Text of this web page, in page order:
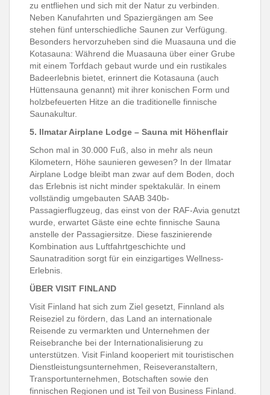
zu entfliehen und sich mit der Natur zu verbinden.
Neben Kanufahrten und Spaziergängen am See
stehen fünf unterschiedliche Saunen zur Verfügung.
Besonders hervorzuheben sind die Muasauna und die
Kotasauna: Während die Muasauna über einer Grube
mit einem Torfdach gebaut wurde und ein rustikales
Badeerlebnis bietet, erinnert die Kotasauna (auch
Hüttensauna genannt) mit ihrer konischen Form und
holzbefeuerten Hitze an die traditionelle finnische
Saunakultur.
5. Ilmatar Airplane Lodge – Sauna mit Höhenflair
Schon mal in 30.000 Fuß, also in mehr als neun
Kilometern, Höhe saunieren gewesen? In der Ilmatar
Airplane Lodge bleibt man zwar auf dem Boden, doch
das Erlebnis ist nicht minder spektakulär. In einem
vollständig umgebauten SAAB 340b-
Passagierflugzeug, das einst von der RAF-Avia genutzt
wurde, erwartet Gäste eine echte finnische Sauna
anstelle der Passagiersitze. Diese faszinierende
Kombination aus Luftfahrtgeschichte und
Saunatradition sorgt für ein einzigartiges Wellness-
Erlebnis.
ÜBER VISIT FINLAND
Visit Finland hat sich zum Ziel gesetzt, Finnland als
Reiseziel zu fördern, das Land an internationale
Reisende zu vermarkten und Unternehmen der
Reisebranche bei der Internationalisierung zu
unterstützen. Visit Finland kooperiert mit touristischen
Dienstleistungsunternehmen, Reiseveranstaltern,
Transportunternehmen, Botschaften sowie den
finnischen Regionen und ist Teil von Business Finland.